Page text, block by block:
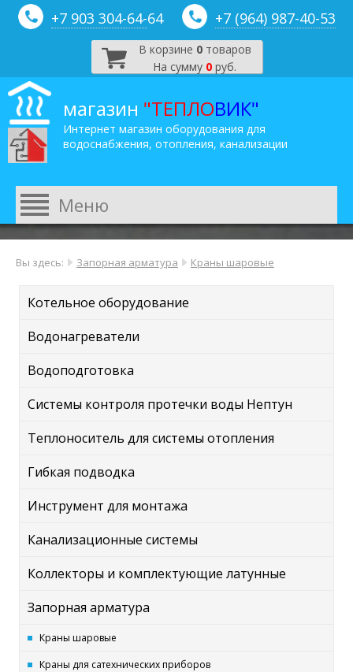
+7 903 304-64-64 +7 (964) 987-40-53
В корзине 0товаров
На сумму 0 руб.
магазин "ТЕПЛОВИК"
Интернет магазин оборудования для
водоснабжения, отопления, канализации
Вы здесь: Запорная арматура Краны шаровые
Котельное оборудование
Водонагреватели
Водоподготовка
Системы контроля протечки воды Нептун
Теплоноситель для системы отопления
Гибкая подводка
Инструмент для монтажа
Канализационные системы
Коллекторы и комплектующие латунные
Запорная арматура
Краны шаровые
Краны для сатехнических приборов